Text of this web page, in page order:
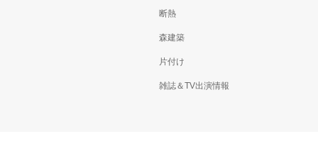
断熱
森建築
片付け
雑誌＆TV出演情報